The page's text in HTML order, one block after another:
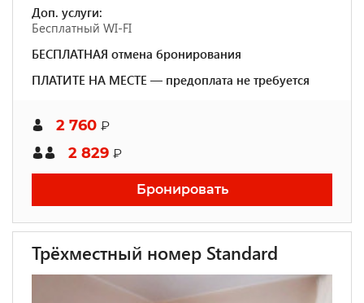
Доп. услуги:
Бесплатный WI-FI
БЕСПЛАТНАЯ отмена бронирования
ПЛАТИТЕ НА МЕСТЕ — предоплата не требуется
2 760 ₽
2 829 ₽
Бронировать
Трёхместный номер Standard